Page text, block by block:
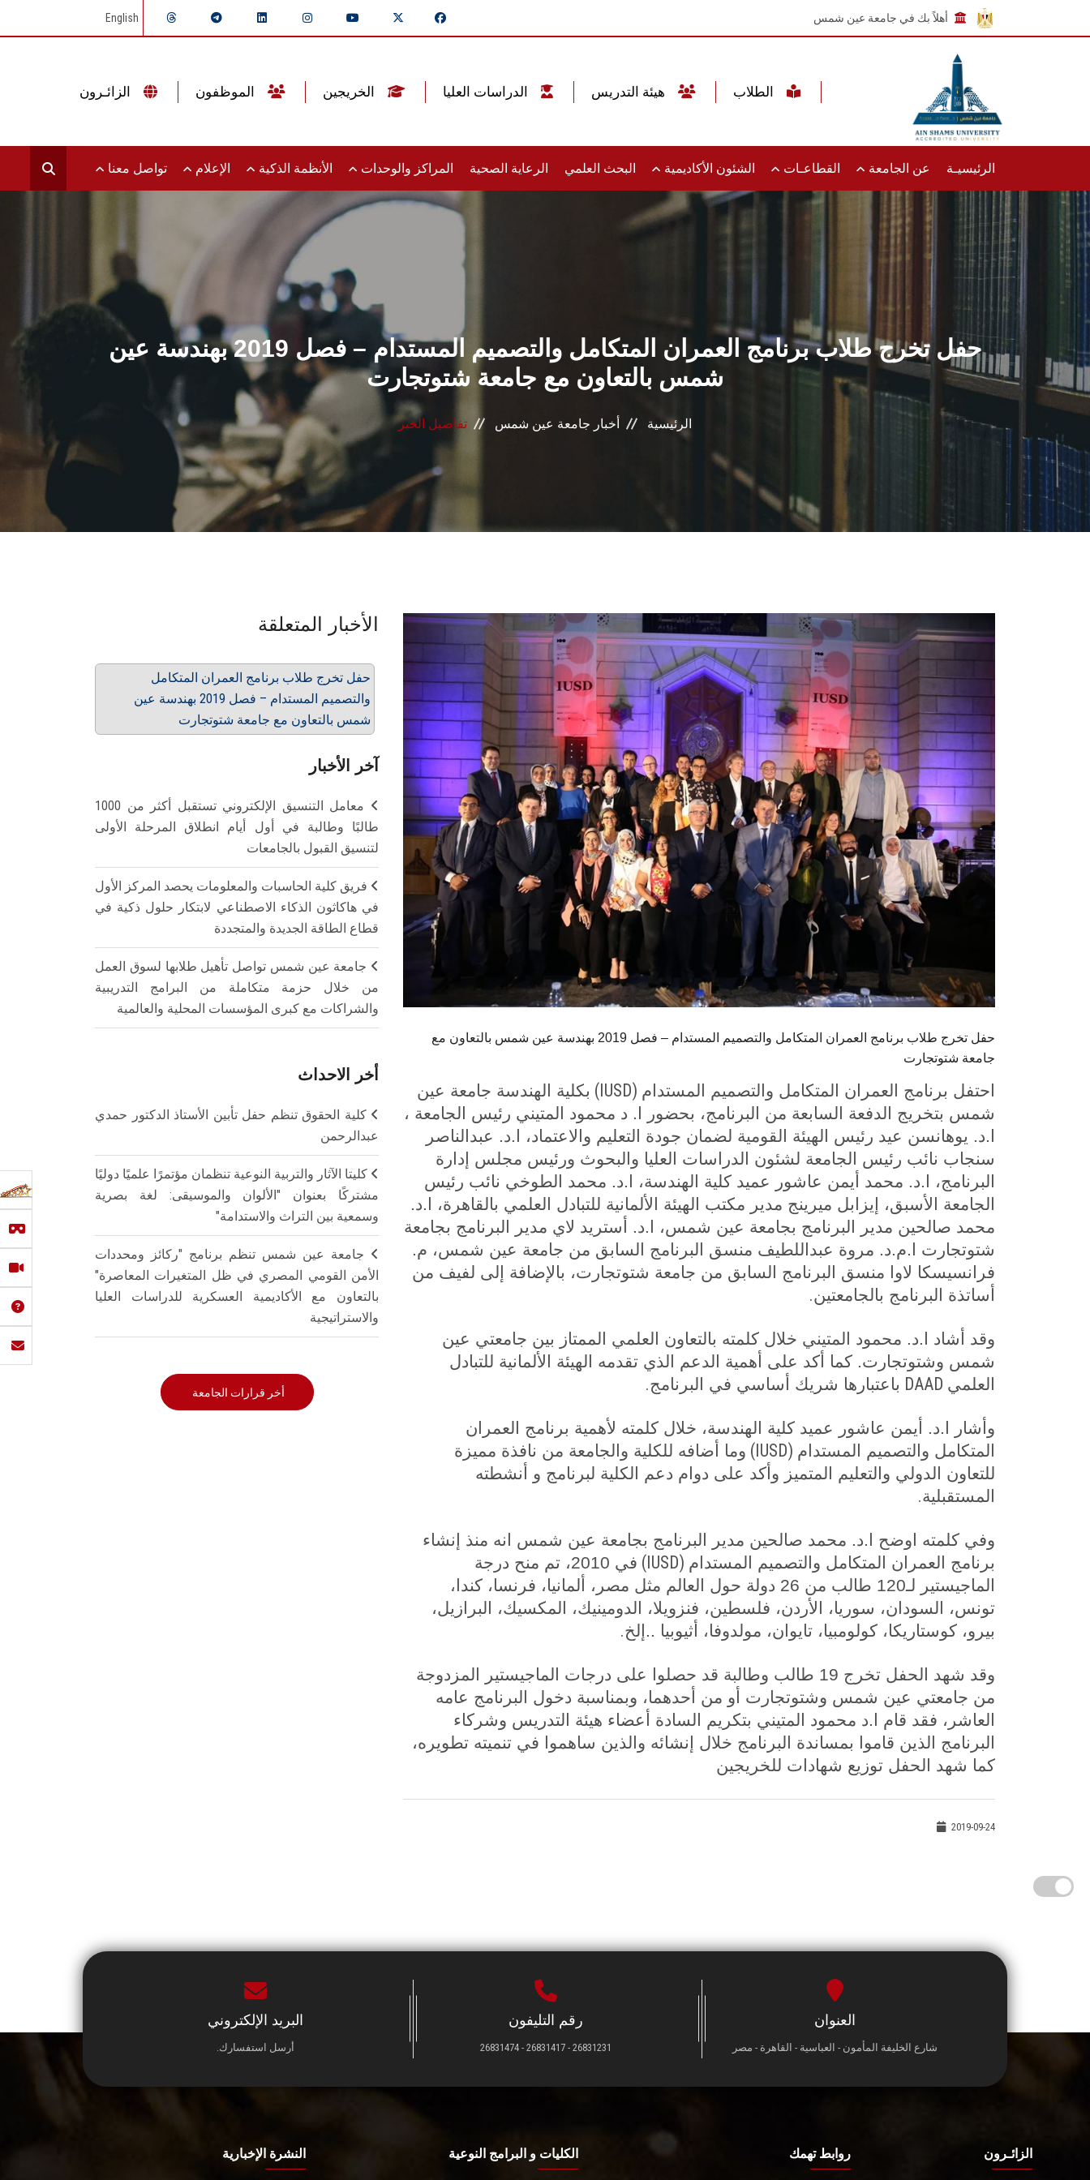
أهلاً بك في جامعة عين شمس English
الرئيسيـة عن الجامعة القطاعـات الشئون الأكاديمية البحث العلمي الرعاية الصحية المراكز والوحدات الأنظمة الذكية الإعلام تواصل معنا
حفل تخرج طلاب برنامج العمران المتكامل والتصميم المستدام – فصل 2019 بهندسة عين
شمس بالتعاون مع جامعة شتوتجارت
الرئيسية أخبار جامعة عين شمس تفاصيل الخبر
حفل تخرج طلاب برنامج العمران المتكامل والتصميم المستدام – فصل 2019 بهندسة عين شمس بالتعاون مع
جامعة شتوتجارت
احتفل برنامج العمران المتكامل والتصميم المستدام (IUSD) بكلية الهندسة جامعة عين
شمس بتخريج الدفعة السابعة من البرنامج، بحضور ا. د محمود المتيني رئيس الجامعة ،
ا.د. يوهانسن عيد رئيس الهيئة القومية لضمان جودة التعليم والاعتماد، ا.د. عبدالناصر
سنجاب نائب رئيس الجامعة لشئون الدراسات العليا والبحوث ورئيس مجلس إدارة
البرنامج، ا.د. محمد أيمن عاشور عميد كلية الهندسة، ا.د. محمد الطوخي نائب رئيس
الجامعة الأسبق، إيزابل ميرينج مدير مكتب الهيئة الألمانية للتبادل العلمي بالقاهرة، ا.د.
محمد صالحين مدير البرنامج بجامعة عين شمس، ا.د. أستريد لاي مدير البرنامج بجامعة
شتوتجارت ا.م.د. مروة عبداللطيف منسق البرنامج السابق من جامعة عين شمس، م.
فرانسيسكا لاوا منسق البرنامج السابق من جامعة شتوتجارت، بالإضافة إلى لفيف من
أساتذة البرنامج بالجامعتين.
وقد أشاد ا.د. محمود المتيني خلال كلمته بالتعاون العلمي الممتاز بين جامعتي عين
شمس وشتوتجارت. كما أكد على أهمية الدعم الذي تقدمه الهيئة الألمانية للتبادل
العلمي DAAD باعتبارها شريك أساسي في البرنامج.
وأشار ا.د. أيمن عاشور عميد كلية الهندسة، خلال كلمته لأهمية برنامج العمران
المتكامل والتصميم المستدام (IUSD) وما أضافه للكلية والجامعة من نافذة مميزة
للتعاون الدولي والتعليم المتميز وأكد على دوام دعم الكلية لبرنامج و أنشطته
المستقبلية.
وفي كلمته اوضح ا.د. محمد صالحين مدير البرنامج بجامعة عين شمس انه منذ إنشاء
برنامج العمران المتكامل والتصميم المستدام (IUSD)
في 2010، تم منح درجة
الماجيستير لـ120 طالب من 26 دولة حول العالم مثل مصر، ألمانيا، فرنسا، كندا،
تونس، السودان، سوريا، الأردن، فلسطين، فنزويلا، الدومينيك، المكسيك، البرازيل،
بيرو، كوستاريكا، كولومبيا، تايوان، مولدوفا، أثيوبيا ..إلخ.
وقد شهد الحفل تخرج 19 طالب وطالبة قد حصلوا على درجات الماجيستير المزدوجة
من جامعتي عين شمس وشتوتجارت أو من أحدهما، وبمناسبة دخول البرنامج عامه
العاشر، فقد قام ا.د محمود المتيني بتكريم السادة أعضاء هيئة التدريس وشركاء
البرنامج الذين قاموا بمساندة البرنامج خلال إنشائه والذين ساهموا في تنميته تطويره،
كما شهد الحفل توزيع شهادات للخريجين
2019-09-24
الأخبار المتعلقة
حفل تخرج طلاب برنامج العمران المتكامل
والتصميم المستدام – فصل 2019 بهندسة عين
شمس بالتعاون مع جامعة شتوتجارت
آخر الأخبار
معامل التنسيق الإلكتروني تستقبل أكثر من 1000
طالبًا وطالبة في أول أيام انطلاق المرحلة الأولى
لتنسيق القبول بالجامعات
فريق كلية الحاسبات والمعلومات يحصد المركز الأول
في هاكاثون الذكاء الاصطناعي لابتكار حلول ذكية في
قطاع الطاقة الجديدة والمتجددة
جامعة عين شمس تواصل تأهيل طلابها لسوق العمل
من خلال حزمة متكاملة من البرامج التدريبية
والشراكات مع كبرى المؤسسات المحلية والعالمية
أخر الاحداث
كلية الحقوق تنظم حفل تأبين الأستاذ الدكتور حمدي
عبدالرحمن
كليتا الآثار والتربية النوعية تنظمان مؤتمرًا علميًا دوليًا
مشتركًا بعنوان "الألوان والموسيقى: لغة بصرية
وسمعية بين التراث والاستدامة"
جامعة عين شمس تنظم برنامج "ركائز ومحددات
الأمن القومي المصري في ظل المتغيرات المعاصرة"
بالتعاون مع الأكاديمية العسكرية للدراسات العليا
والاستراتيجية
أخر قرارات الجامعة
العنوان
شارع الخليفة المأمون - العباسية - القاهرة - مصر
رقم التليفون
26831231 - 26831417 - 26831474
البريد الإلكتروني
أرسل استفسارك.
الزائـرون روابط تهمك الكليات و البرامج النوعية النشرة الإخبارية